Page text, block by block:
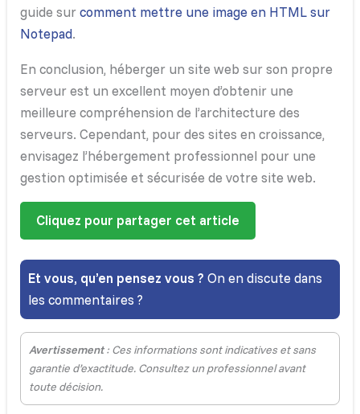
guide surcomment mettre une image en HTML sur
Notepad.
En conclusion, héberger un site web sur son propre
serveur est un excellent moyen d’obtenir une
meilleure compréhension de l’architecture des
serveurs. Cependant, pour des sites en croissance,
envisagez l’hébergement professionnel pour une
gestion optimisée et sécurisée de votre site web.
Cliquez pour partager cet article
Et vous, qu’en pensez vous ? On en discute dans
les commentaires ?
Avertissement: Ces informations sont indicatives et sans
garantie d’exactitude. Consultez un professionnel avant
toute décision.